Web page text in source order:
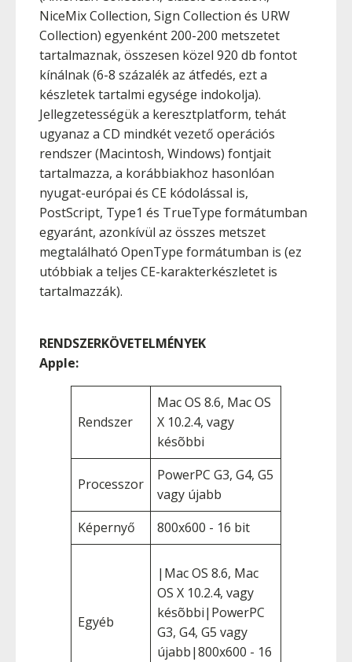
NiceMix Collection, Sign Collection és URW
Collection) egyenként 200-200 metszetet
tartalmaznak, összesen közel 920 db fontot
kínálnak (6-8 százalék az átfedés, ezt a
készletek tartalmi egysége indokolja).
Jellegzetességük a keresztplatform, tehát
ugyanaz a CD mindkét vezető operációs
rendszer (Macintosh, Windows) fontjait
tartalmazza, a korábbiakhoz hasonlóan
nyugat-európai és CE kódolással is,
PostScript, Type1 és TrueType formátumban
egyaránt, azonkívül az összes metszet
megtalálható OpenType formátumban is (ez
utóbbiak a teljes CE-karakterkészletet is
tartalmazzák).
RENDSZERKÖVETELMÉNYEK
Apple:
Rendszer
Mac OS 8.6, Mac OS
X 10.2.4, vagy
késõbbi
Processzor
PowerPC G3, G4, G5
vagy újabb
Képernyő
800x600 - 16 bit
Egyéb
|Mac OS 8.6, Mac
OS X 10.2.4, vagy
késõbbi|PowerPC
G3, G4, G5 vagy
újabb|800x600 - 16